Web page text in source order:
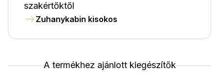
szakértőktől
Zuhanykabin kisokos
A termékhez ajánlott kiegészítők